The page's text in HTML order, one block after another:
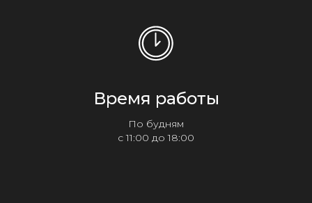
Время работы
По будням
с 11:00 до 18:00